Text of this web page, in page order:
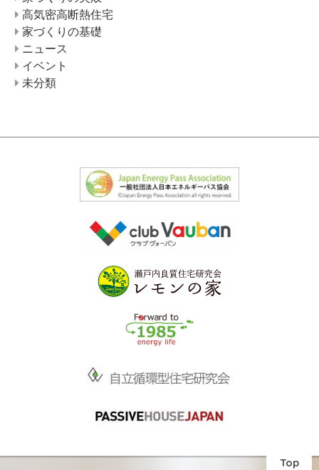
高気密高断熱住宅
家づくりの基礎
ニュース
イベント
未分類
Top